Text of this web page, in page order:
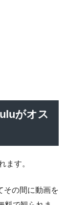
がオス
ます。
その間に動画を